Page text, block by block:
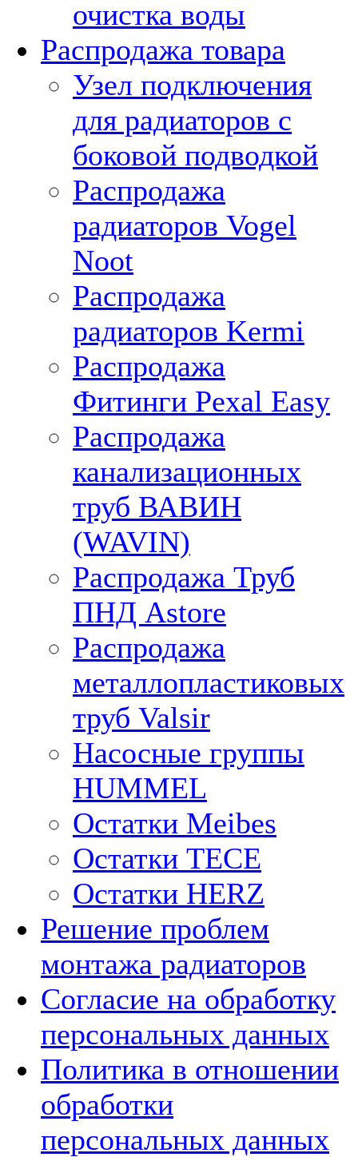
очистка воды
Распродажа товара
Узел подключения
для радиаторов с
боковой подводкой
Распродажа
радиаторов Vogel
Noot
Распродажа
радиаторов Kermi
Распродажа
Фитинги Pexal Easy
Распродажа
канализационных
труб ВАВИН
(WAVIN)
Распродажа Труб
ПНД Astore
Распродажа
металлопластиковых
труб Valsir
Насосные группы
HUMMEL
Остатки Meibes
Остатки ТЕСЕ
Остатки HERZ
Решение проблем
монтажа радиаторов
Согласие на обработку
персональных данных
Политика в отношении
обработки
персональных данных